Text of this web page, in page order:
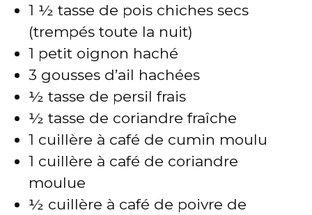
1 ½ tasse de pois chiches secs
(trempés toute la nuit)
1 petit oignon haché
3 gousses d’ail hachées
½ tasse de persil frais
½ tasse de coriandre fraîche
1 cuillère à café de cumin moulu
1 cuillère à café de coriandre
moulue
½ cuillère à café de poivre de